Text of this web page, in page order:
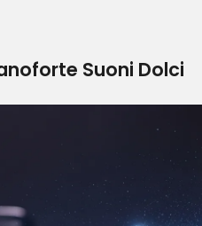
Suoni Dolci